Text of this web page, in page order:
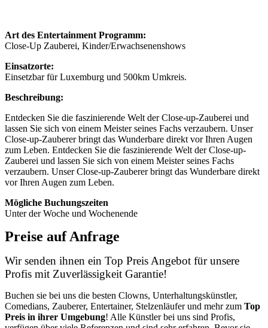
Art des Entertainment Programm:
Close-Up Zauberei, Kinder/Erwachsenenshows
Einsatzorte:
Einsetzbar für Luxemburg und 500km Umkreis.
Beschreibung:
Entdecken Sie die faszinierende Welt der Close-up-Zauberei und
lassen Sie sich von einem Meister seines Fachs verzaubern. Unser
Close-up-Zauberer bringt das Wunderbare direkt vor Ihren Augen
zum Leben. Entdecken Sie die faszinierende Welt der Close-up-
Zauberei und lassen Sie sich von einem Meister seines Fachs
verzaubern. Unser Close-up-Zauberer bringt das Wunderbare direkt
vor Ihren Augen zum Leben.
Mögliche Buchungszeiten
Unter der Woche und Wochenende
Preise auf Anfrage
Wir senden ihnen ein Top Preis Angebot für unsere
Profis mit Zuverlässigkeit Garantie!
Buchen sie bei uns die besten Clowns, Unterhaltungskünstler,
Comedians, Zauberer, Entertainer, Stelzenläufer und mehr zum Top
Preis in ihrer Umgebung! Alle Künstler bei uns sind Profis,